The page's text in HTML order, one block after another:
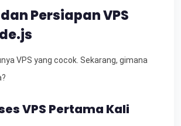
Persiapan VPS
VPS yang cocok. Sekarang, gimana
VPS Pertama Kali